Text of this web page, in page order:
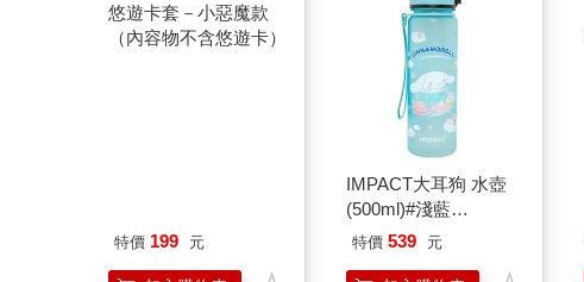
悠遊卡套－小惡魔款
（內容物不含悠遊卡）
特價 199 元
IMPACT大耳狗 水壺
(500ml)#淺藍
IMCMB01LB
特價 539 元